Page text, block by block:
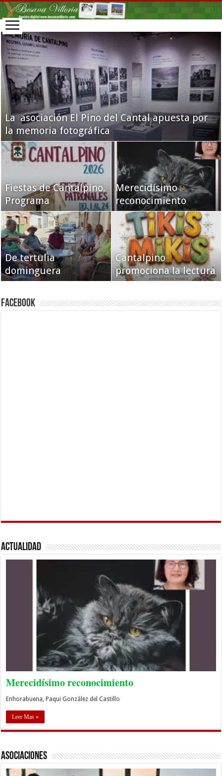
La asociación El Pino del Cantal apuesta por
la memoria fotográfica
Fiestas de Cantalpino.
Programa
Merecidísimo
reconocimiento
De tertulia
dominguera
Cantalpino
promociona la lectura
Facebook
Actualidad
Merecidísimo reconocimiento
Enhorabuena, Paqui González del Castillo
Leer Mas »
Asociaciones